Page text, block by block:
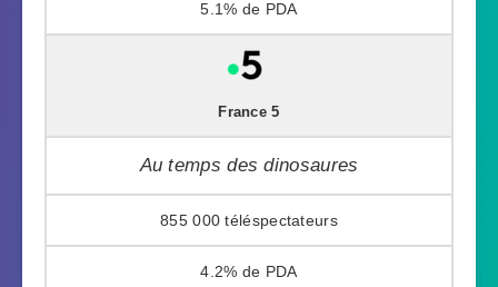
5.1%
France 5
Au temps des dinosaures
855 000
4.2%